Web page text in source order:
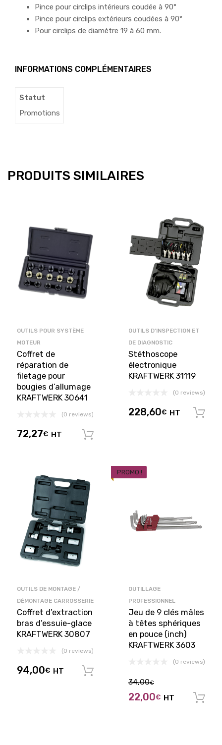
Pince pour circlips intérieurs coudée à 90°
Pince pour circlips extérieurs coudées à 90°
Pour circlips de diamètre 19 à 60 mm.
INFORMATIONS COMPLÉMENTAIRES
Statut
Promotions
PRODUITS SIMILAIRES
OUTILS POUR SYSTÈME
MOTEUR
Coffret de
réparation de
filetage pour
bougies d’allumage
KRAFTWERK 30641
(0 reviews)
72,27€ HT
OUTILS D'INSPECTION ET
DE DIAGNOSTIC
Stéthoscope
électronique
KRAFTWERK 31119
(0 reviews)
228,60€ HT
OUTILS DE MONTAGE /
DÉMONTAGE CARROSSERIE
Coffret d’extraction
bras d’essuie-glace
KRAFTWERK 30807
(0 reviews)
94,00€ HT
PROMO !
OUTILLAGE
PROFESSIONNEL
Jeu de 9 clés mâles
à têtes sphériques
en pouce (inch)
KRAFTWERK 3603
(0 reviews)
34,00€
22,00€ HT